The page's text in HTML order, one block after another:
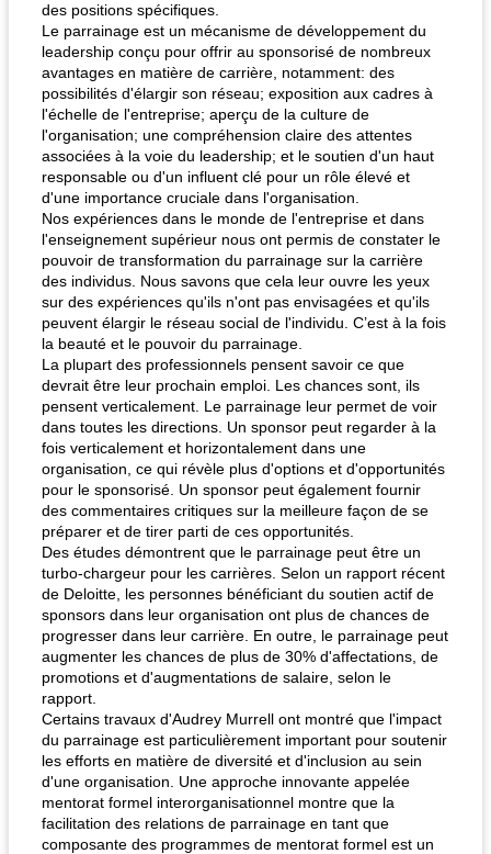
des positions spécifiques.
Le parrainage est un mécanisme de développement du
leadership conçu pour offrir au sponsorisé de nombreux
avantages en matière de carrière, notamment: des
possibilités d'élargir son réseau; exposition aux cadres à
l'échelle de l'entreprise; aperçu de la culture de
l'organisation; une compréhension claire des attentes
associées à la voie du leadership; et le soutien d'un haut
responsable ou d'un influent clé pour un rôle élevé et
d'une importance cruciale dans l'organisation.
Nos expériences dans le monde de l'entreprise et dans
l'enseignement supérieur nous ont permis de constater le
pouvoir de transformation du parrainage sur la carrière
des individus. Nous savons que cela leur ouvre les yeux
sur des expériences qu'ils n'ont pas envisagées et qu'ils
peuvent élargir le réseau social de l'individu. C’est à la fois
la beauté et le pouvoir du parrainage.
La plupart des professionnels pensent savoir ce que
devrait être leur prochain emploi. Les chances sont, ils
pensent verticalement. Le parrainage leur permet de voir
dans toutes les directions. Un sponsor peut regarder à la
fois verticalement et horizontalement dans une
organisation, ce qui révèle plus d'options et d'opportunités
pour le sponsorisé. Un sponsor peut également fournir
des commentaires critiques sur la meilleure façon de se
préparer et de tirer parti de ces opportunités.
Des études démontrent que le parrainage peut être un
turbo-chargeur pour les carrières. Selon un rapport récent
de Deloitte, les personnes bénéficiant du soutien actif de
sponsors dans leur organisation ont plus de chances de
progresser dans leur carrière. En outre, le parrainage peut
augmenter les chances de plus de 30% d'affectations, de
promotions et d'augmentations de salaire, selon le
rapport.
Certains travaux d'Audrey Murrell ont montré que l'impact
du parrainage est particulièrement important pour soutenir
les efforts en matière de diversité et d'inclusion au sein
d'une organisation. Une approche innovante appelée
mentorat formel interorganisationnel montre que la
facilitation des relations de parrainage en tant que
composante des programmes de mentorat formel est un